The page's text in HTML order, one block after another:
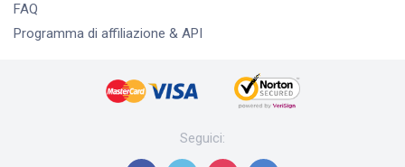
FAQ
Programma di affiliazione & API
Seguici: